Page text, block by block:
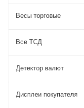
Весы торговые
Все ТСД
Детектор валют
Дисплеи покупателя